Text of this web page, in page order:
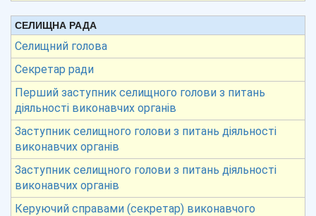
СЕЛИЩНА РАДА
Селищний голова
Секретар ради
Перший заступник селищного голови з питань
діяльності виконавчих органів
Заступник селищного голови з питань діяльності
виконавчих органів
Заступник селищного голови з питань діяльності
виконавчих органів
Керуючий справами (секретар) виконавчого